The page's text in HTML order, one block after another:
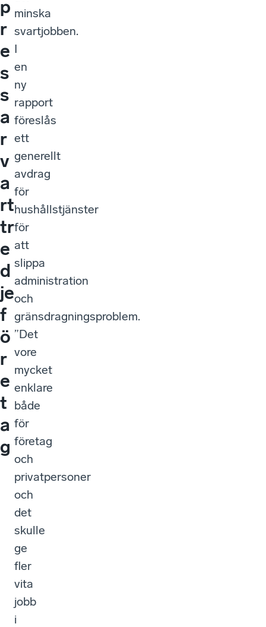
p
r
e
s
s
a
r
v
a
rt
tr
e
d
je
f
ö
r
e
t
a
g
minska
svartjobben.
I
en
ny
rapport
föreslås
ett
generellt
avdrag
för
hushållstjänster
för
att
slippa
administration
och
gränsdragningsproblem.
”Det
vore
mycket
enklare
både
för
företag
och
privatpersoner
och
det
skulle
ge
fler
vita
jobb
i